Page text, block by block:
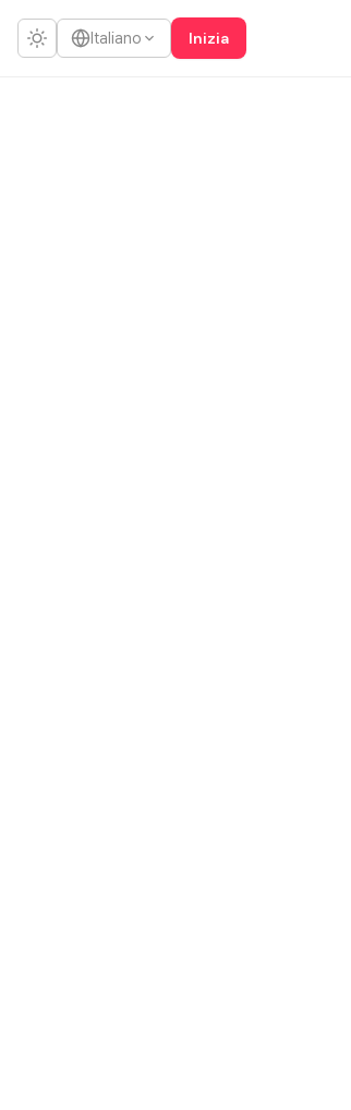
Italiano Inizia